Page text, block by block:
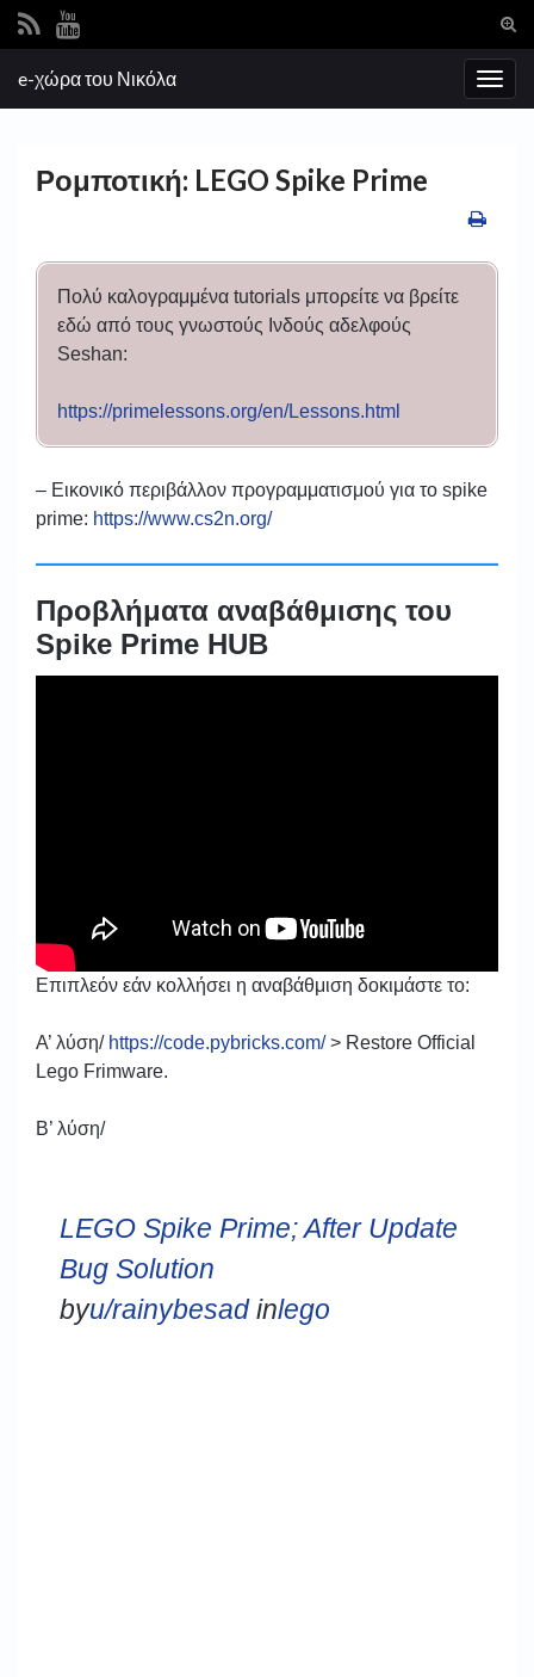
Search for:
e-χώρα του Νικόλα
Ρομποτική: LEGO Spike Prime
Πολύ καλογραμμένα tutorials μπορείτε να βρείτε
εδώ από τους γνωστούς Ινδούς αδελφούς
Seshan:
https://primelessons.org/en/Lessons.html
– Εικονικό περιβάλλον προγραμματισμού για το spike
prime: https://www.cs2n.org/
Προβλήματα αναβάθμισης του
Spike Prime HUB
Επιπλεόν εάν κολλήσει η αναβάθμιση δοκιμάστε το:
Α’ λύση/ https://code.pybricks.com/> Restore Official
Lego Frimware.
Β’ λύση/
LEGO Spike Prime; After Update
Bug Solution
byu/rainybesadinlego